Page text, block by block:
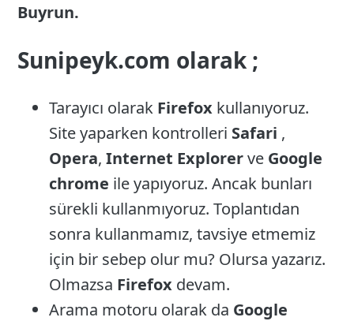
Buyrun.
Sunipeyk.com olarak ;
Tarayıcı olarak Firefox kullanıyoruz.
Site yaparken kontrolleri Safari ,
Opera,Internet Explorerve Google
chrome ile yapıyoruz. Ancak bunları
sürekli kullanmıyoruz. Toplantıdan
sonra kullanmamız, tavsiye etmemiz
için bir sebep olur mu? Olursa yazarız.
Olmazsa Firefox devam.
Arama motoru olarak da Google